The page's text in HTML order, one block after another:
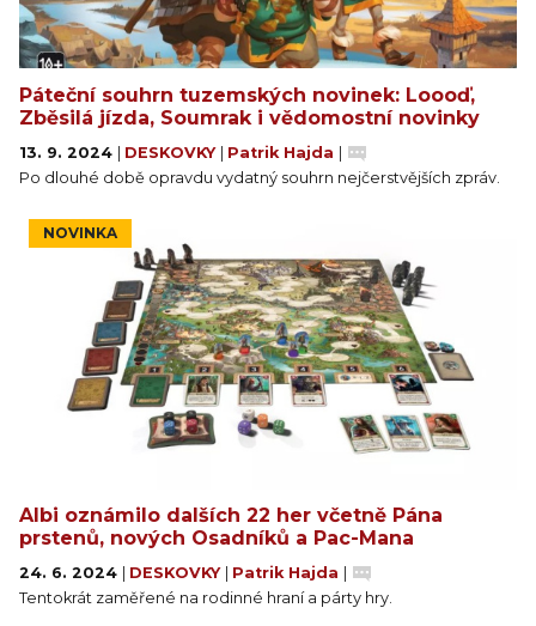
Páteční souhrn tuzemských novinek: Loooď,
Zběsilá jízda, Soumrak i vědomostní novinky
13. 9. 2024 DESKOVKY Patrik Hajda
Po dlouhé době opravdu vydatný souhrn nejčerstvějších zpráv.
NOVINKA
Albi oznámilo dalších 22 her včetně Pána
prstenů, nových Osadníků a Pac-Mana
24. 6. 2024 DESKOVKY Patrik Hajda
Tentokrát zaměřené na rodinné hraní a párty hry.